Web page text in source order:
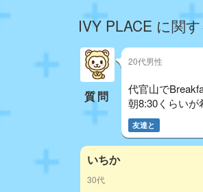
IVY PLACE に関
質問
20代男性
代官山で
朝8:30くらいが
友達と
いちか
30代